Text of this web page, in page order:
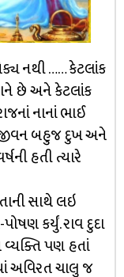
નથી …… કેટલાંક
છે અને કેટલાંક
નાનાં ભાઈ
જીવન બહુજ દુખ અને
હતી ત્યારે
સાથે લઇ
કર્યું. રાવ દુદા
પણ હતાં
અવિરત ચાલુ જ